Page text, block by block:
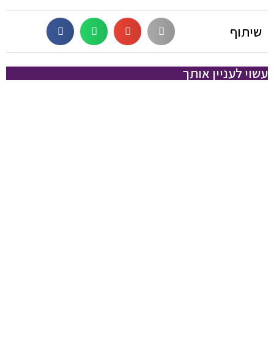
שיתוף
עשוי לעניין אותך